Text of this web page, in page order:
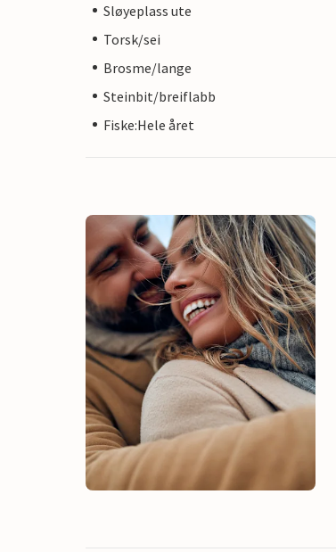
Sløyeplass ute
Torsk/sei
Brosme/lange
Steinbit/breiflabb
Fiske:Hele året